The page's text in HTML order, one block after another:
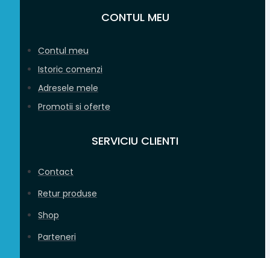
CONTUL MEU
Contul meu
Istoric comenzi
Adresele mele
Promotii si oferte
SERVICIU CLIENTI
Contact
Retur produse
Shop
Parteneri